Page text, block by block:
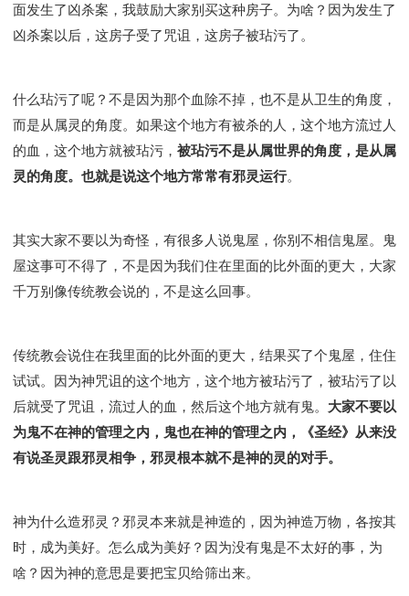
面发生了凶杀案，我鼓励大家别买这种房子。为啥？因为发生了
凶杀案以后，这房子受了咒诅，这房子被玷污了。
什么玷污了呢？不是因为那个血除不掉，也不是从卫生的角度，
而是从属灵的角度。如果这个地方有被杀的人，这个地方流过人
的血，这个地方就被玷污， 被玷污不是从属世界的角度，是从属
灵的角度。也就是说这个地方常常有邪灵运行。
其实大家不要以为奇怪，有很多人说鬼屋，你别不相信鬼屋。鬼
屋这事可不得了，不是因为我们住在里面的比外面的更大，大家
千万别像传统教会说的，不是这么回事。
传统教会说住在我里面的比外面的更大，结果买了个鬼屋，住住
试试。因为神咒诅的这个地方，这个地方被玷污了，被玷污了以
后就受了咒诅，流过人的血，然后这个地方就有鬼。 大家不要以
为鬼不在神的管理之内，鬼也在神的管理之内，《圣经》从来没
有说圣灵跟邪灵相争，邪灵根本就不是神的灵的对手。
神为什么造邪灵？邪灵本来就是神造的，因为神造万物，各按其
时，成为美好。怎么成为美好？因为没有鬼是不太好的事，为
啥？因为神的意思是要把宝贝给筛出来。